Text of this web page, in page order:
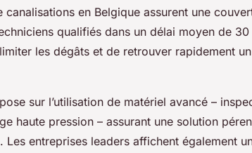
canalisations en Belgique assurent une
qualifiés dans un délai moyen de
les dégâts et de retrouver rapidement
sur l’utilisation de matériel avancé –
haute pression – assurant une solution
Les entreprises leaders affichent également